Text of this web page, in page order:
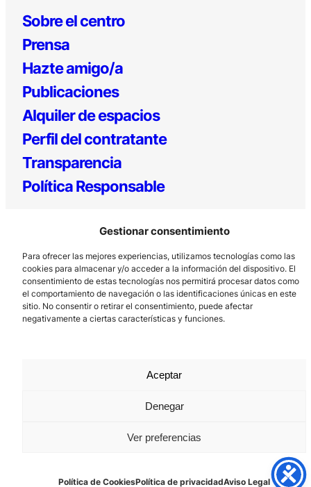
Gestionar consentimiento
Para ofrecer las mejores experiencias, utilizamos tecnologías como las
cookies para almacenar y/o acceder a la información del dispositivo. El
consentimiento de estas tecnologías nos permitirá procesar datos como
el comportamiento de navegación o las identificaciones únicas en este
sitio. No consentir o retirar el consentimiento, puede afectar
negativamente a ciertas características y funciones.
Aceptar
Denegar
Ver preferencias
Política de CookiesPolítica de privacidadAviso Legal
Sobre el centro
Prensa
Hazte amigo/a
Publicaciones
Alquiler de espacios
Perfil del contratante
Transparencia
Política Responsable
Los Prados, 121 – 33203 Gijón
985 185 577 – info@laboralcentrodearte.org